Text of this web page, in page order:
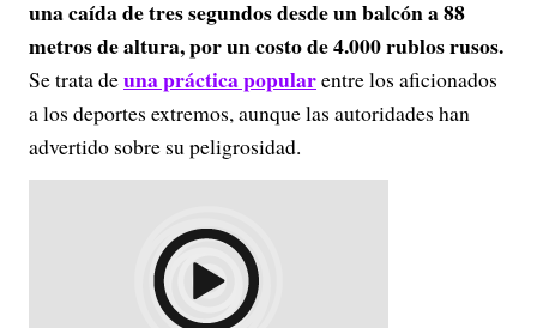
una caída de tres segundos desde un balcón a 88
metros de altura, por un costo de 4.000 rublos rusos.
Se trata deuna práctica popularentre los aficionados
a los deportes extremos, aunque las autoridades han
advertido sobre su peligrosidad.